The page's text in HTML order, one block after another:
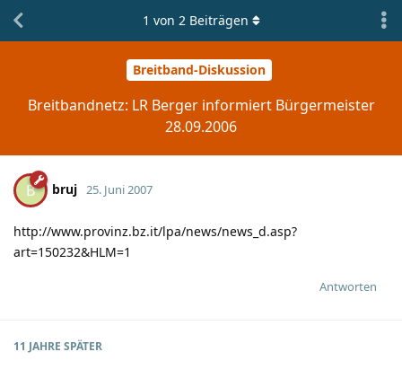
Breitband-Diskussion
Breitbandnetz: LR Berger informiert Bürgermeister
28.09.2006
1 von 2Beiträgen
B bruj 25. Juni 2007
http://www.provinz.bz.it/lpa/news/news_d.asp?
art=150232&HLM=1
Antworten
11 JAHRE SPÄTER